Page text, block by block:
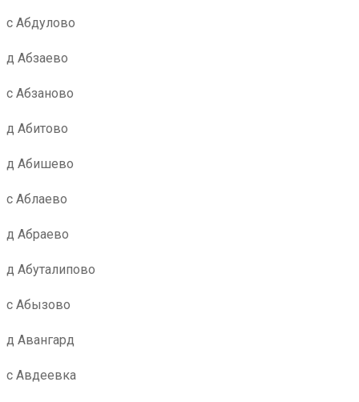
с Абдулово
д Абзаево
с Абзаново
д Абитово
д Абишево
с Аблаево
д Абраево
д Абуталипово
с Абызово
д Авангард
с Авдеевка